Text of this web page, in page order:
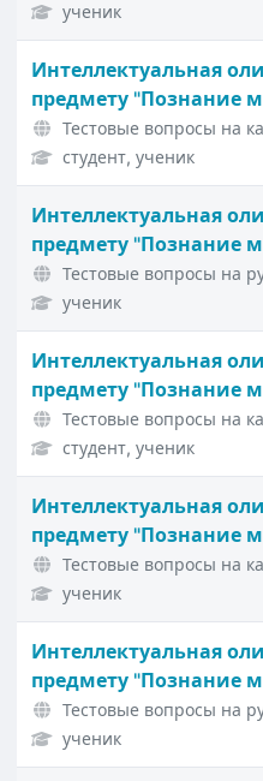
ученик
Интеллектуальная
предмету "Познание
Тестовые вопросы на
студент, ученик
Интеллектуальная
предмету "Познание
Тестовые вопросы на
ученик
Интеллектуальная
предмету "Познание
Тестовые вопросы на
студент, ученик
Интеллектуальная
предмету "Познание
Тестовые вопросы на
ученик
Интеллектуальная
предмету "Познание
Тестовые вопросы на
ученик